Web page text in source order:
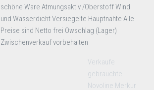
schöne Ware Atmungsaktiv /Oberstoff Wind
und Wasserdicht Versiegelte Hauptnähte Alle
Preise sind Netto frei Owschlag (Lager)
Zwischenverkauf vorbehalten
Verkaufe
gebrauchte
Novoline Merkur